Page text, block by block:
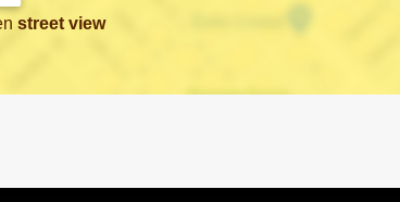
street view